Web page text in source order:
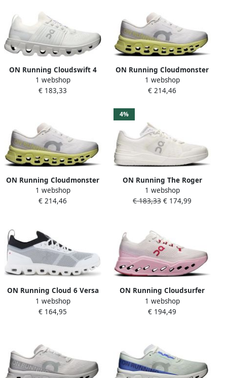
ON Running Cloudswift 4
Hardloopschoenen Wit Man
1 webshop
€ 183,33
ON Running Cloudmonster
3 Hardloopschoenen Wit
Man
1 webshop
€ 214,46
ON Running Cloudmonster
3 Hardloopschoenen Wit 1 2
Man
1 webshop
€ 214,46
4%
ON Running The Roger
Advantage Pro Allcourt
Schoenen Wit 1 2 Man
1 webshop
€ 183,33 € 174,99
ON Running Cloud 6 Versa
Heren Sneakers Schoenen
White-Black 3MF10040462
1 webshop
€ 164,95
ON Running Cloudsurfer
Max Hardloopschoenen Wit
1 2 Vrouw
1 webshop
€ 194,49